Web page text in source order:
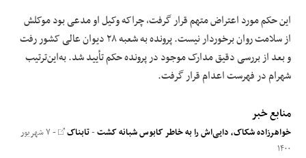
این حکم مورد اعتراض متهم قرار گرفت، چراکه وکیل او مدعی بود موکلش
از سلامت روان برخوردار نیست. پرونده به شعبه ۲۸ دیوان عالی کشور رفت
و بعد از بررسی دقیق مدارک موجود در پرونده حکم تأیید شد. به‌این‌ترتیب
شهرام در فهرست اعدام قرار گرفت.
منابع خبر
خواهرزاده شکاک، دایی‌اش را به خاطر کابوس شبانه کشت-تابناک
- ۷ شهریور
۱۴۰۰